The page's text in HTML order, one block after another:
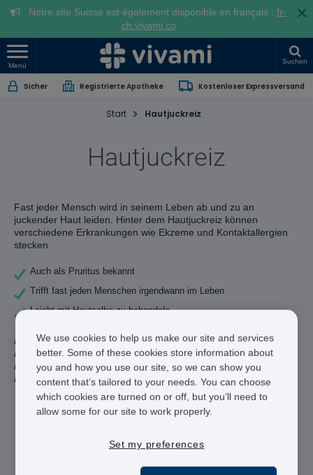
Notre site Suisse est également disponible en français : fr-
ch.vivami.co
×
Menü
Suchen
Sicher Registrierte Apotheke Kostenloser Expressversand
Start Hautjuckreiz
Hautjuckreiz
Fast jeder Mensch wird in seinem Leben ab und zu an
juckender Haut leiden. Hinter dem Hautjuckreiz können
verschiedene Erkrankungen wie Ekzeme und Kontaktallergien
stecken.
Auch als Pruritus bekannt
Trifft fast jeden Menschen irgendwann im Leben
Leicht mit Hautsalbe zu behandeln
Es war noch nie so leicht, ein wirksames Medikament zur
Behandlung von Juckreiz zu erhalten. Füllen Sie unseren
Fragebogen aus um zu sehen, ob eine unserer Mittel zur
Behandlung von Hautproblemen für Sie in Frage kommt.
Registrierte Ärzte und Apotheker
We use cookies to help us make our site and services
better. Some of these cookies store information about
you and how you use our site, so we can show you
content that’s tailored to your needs. You can choose
which cookies are turned on or off, but you’ll need to
allow some for our site to work properly.
Set my preferences